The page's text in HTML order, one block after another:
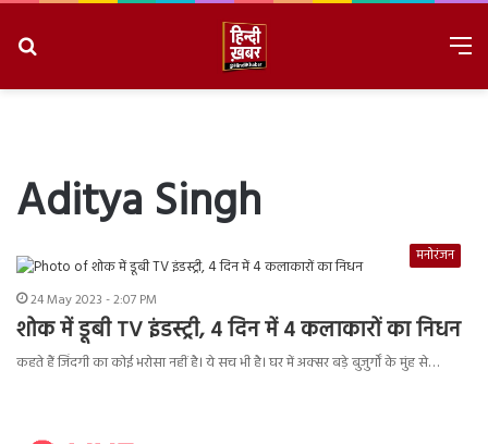
Aditya Singh
मनोरंजन
24 May 2023 - 2:07 PM
शोक में डूबी TV इंडस्ट्री, 4 दिन में 4 कलाकारों का निधन
कहते हैं जिंदगी का कोई भरोसा नहीं है। ये सच भी है। घर में अक्सर बड़े बुजुर्गों के मुंह से…